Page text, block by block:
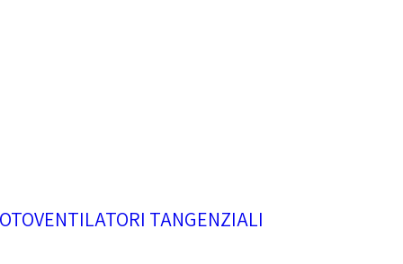
TANGENZIALI